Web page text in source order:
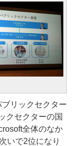
リックセクター
クセクターの国
全体のなか
いで2位になり